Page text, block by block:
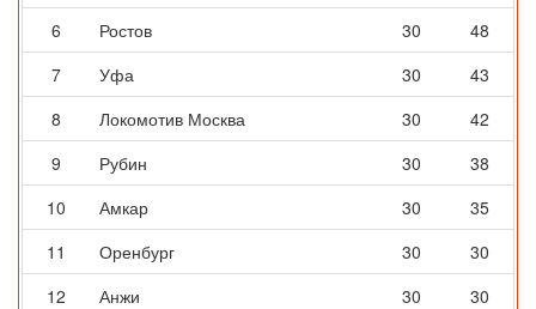
6
Ростов 30
48
7
Уфа 30
43
8
Локомотив Москва 30
42
9
Рубин 30
38
10
Амкар 30
35
11
Оренбург 30
30
12
Анжи 30
30